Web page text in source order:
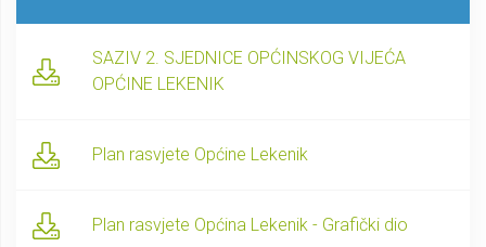
SAZIV 2. SJEDNICE OPĆINSKOG VIJEĆA
OPĆINE LEKENIK
Plan rasvjete Općine Lekenik
Plan rasvjete Općina Lekenik - Grafički dio